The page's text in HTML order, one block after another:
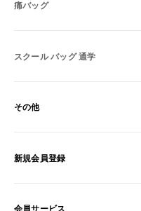
痛バッグ
スクール バッグ 通学
その他
新規会員登録
会員サービス